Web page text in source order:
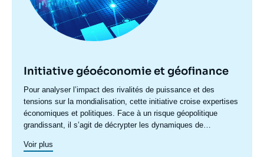
Initiative géoéconomie et géofinance
Accroche
centre
Pour analyser l’impact des rivalités de puissance et des
tensions sur la mondialisation, cette initiative croise expertises
économiques et politiques. Face à un risque géopolitique
grandissant, il s’agit de décrypter les dynamiques de
restrictions, politiques industrielles ou préoccupations de
Voir plus